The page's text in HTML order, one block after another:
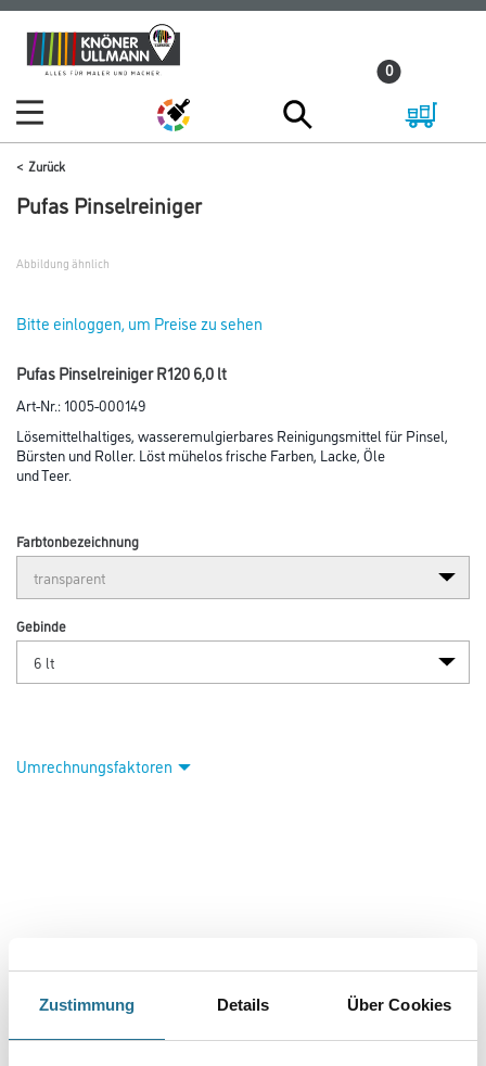
Zustimmung Details Über Cookies
Zum
Inhalt
Zum
Navigationsmenü
0
Zurück
Pufas Pinselreiniger
Abbildung ähnlich
Bitte einloggen, um Preise zu sehen
Pufas Pinselreiniger R120 6,0 lt
Art-Nr.:1005-000149
Lösemittelhaltiges, wasseremulgierbares Reinigungsmittel für Pinsel,
Bürsten und Roller. Löst mühelos frische Farben, Lacke, Öle
und Teer.
Farbtonbezeichnung
Gebinde
Umrechnungsfaktoren
PRODUKTEIGENSCHAFTEN